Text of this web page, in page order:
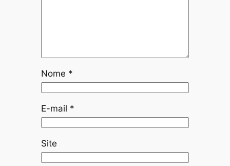
Nome *
E-mail *
Site